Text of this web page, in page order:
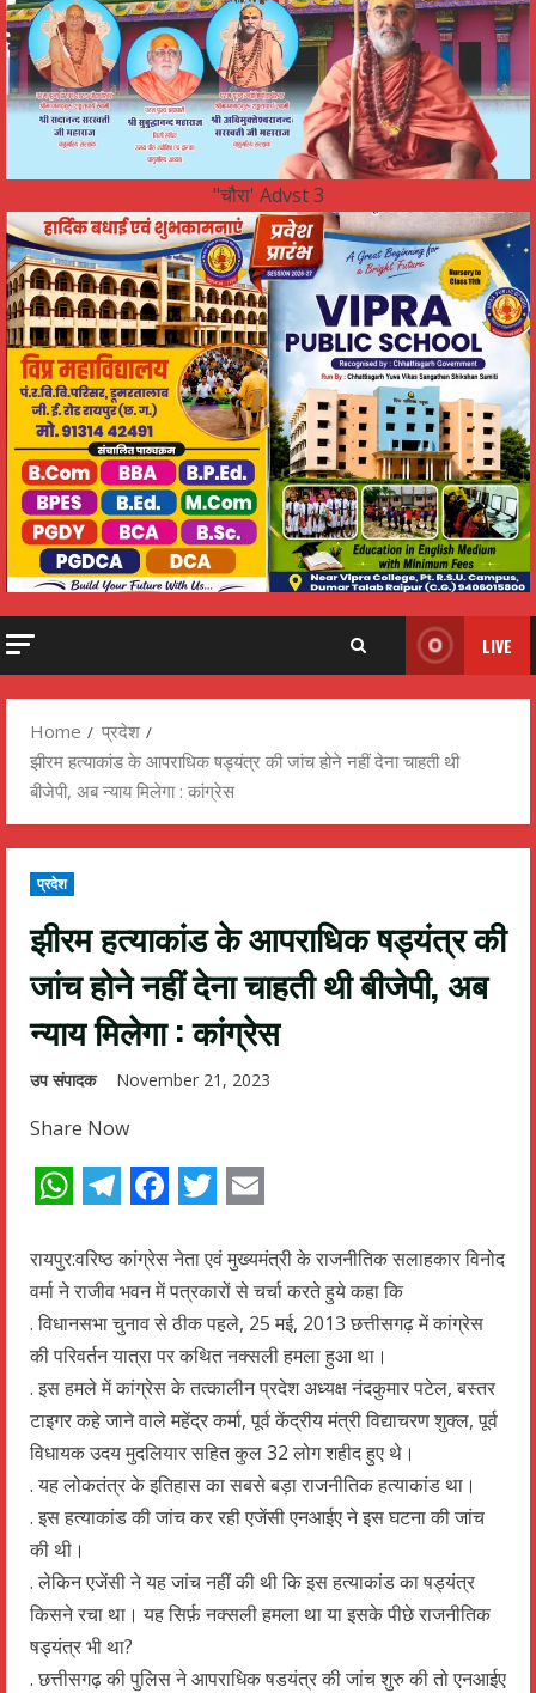
"चौरा' Advst 3
LIVE
Home
प्रदेश
झीरम हत्याकांड के आपराधिक षड्यंत्र की जांच होने नहीं देना चाहती थी
बीजेपी, अब न्याय मिलेगा : कांग्रेस
प्रदेश
झीरम हत्याकांड के आपराधिक षड्यंत्र की
जांच होने नहीं देना चाहती थी बीजेपी, अब
न्याय मिलेगा : कांग्रेस
उप संपादक November 21, 2023
Share Now
रायपुर:वरिष्ठ कांग्रेस नेता एवं मुख्यमंत्री के राजनीतिक सलाहकार विनोद
वर्मा ने राजीव भवन में पत्रकारों से चर्चा करते हुये कहा कि
. विधानसभा चुनाव से ठीक पहले, 25 मई, 2013 छत्तीसगढ़ में कांग्रेस
की परिवर्तन यात्रा पर कथित नक्सली हमला हुआ था।
. इस हमले में कांग्रेस के तत्कालीन प्रदेश अध्यक्ष नंदकुमार पटेल, बस्तर
टाइगर कहे जाने वाले महेंद्र कर्मा, पूर्व केंद्रीय मंत्री विद्याचरण शुक्ल, पूर्व
विधायक उदय मुदलियार सहित कुल 32 लोग शहीद हुए थे।
. यह लोकतंत्र के इतिहास का सबसे बड़ा राजनीतिक हत्याकांड था।
. इस हत्याकांड की जांच कर रही एजेंसी एनआईए ने इस घटना की जांच
की थी।
. लेकिन एजेंसी ने यह जांच नहीं की थी कि इस हत्याकांड का षड्यंत्र
किसने रचा था। यह सिर्फ़ नक्सली हमला था या इसके पीछे राजनीतिक
षड्यंत्र भी था?
. छत्तीसगढ़ की पुलिस ने आपराधिक षडयंत्र की जांच शुरु की तो एनआईए